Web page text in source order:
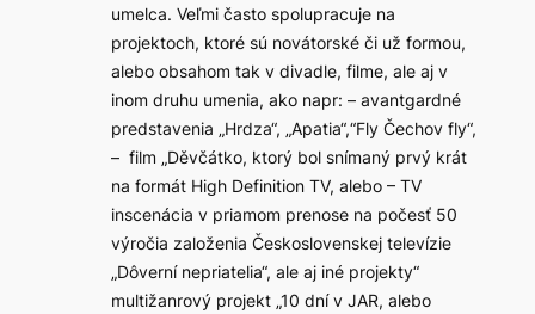
umelca. Veľmi často spolupracuje na
projektoch, ktoré sú novátorské či už formou,
alebo obsahom tak v divadle, filme, ale aj v
inom druhu umenia, ako napr: – avantgardné
predstavenia „Hrdza“, „Apatia“,“Fly Čechov fly“,
– film „Děvčátko, ktorý bol snímaný prvý krát
na formát High Definition TV, alebo – TV
inscenácia v priamom prenose na počesť 50
výročia založenia Československej televízie
„Dôverní nepriatelia“, ale aj iné projekty“
multižanrový projekt „10 dní v JAR, alebo